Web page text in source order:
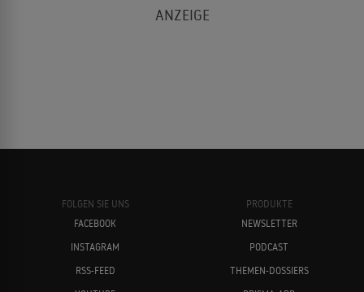
FOLGEN SIE UNS
FACEBOOK
INSTAGRAM
RSS-FEED
PRODUKTE
NEWSLETTER
PODCAST
THEMEN-DOSSIERS